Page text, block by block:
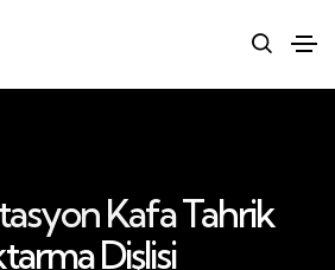
Kafa Tahrik
Dişlisi